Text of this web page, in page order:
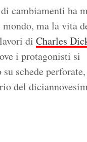
cambiamenti ha
ma la vita
di Charles
i protagonisti si
schede
del